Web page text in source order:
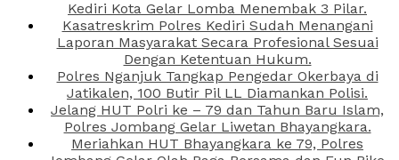
Kediri Kota Gelar Lomba Menembak 3 Pilar.
Kasatreskrim Polres Kediri Sudah Menangani
Laporan Masyarakat Secara Profesional Sesuai
Dengan Ketentuan Hukum.
Polres Nganjuk Tangkap Pengedar Okerbaya di
Jatikalen, 100 Butir Pil LL Diamankan Polisi.
Jelang HUT Polri ke – 79 dan Tahun Baru Islam,
Polres Jombang Gelar Liwetan Bhayangkara.
Meriahkan HUT Bhayangkara ke 79, Polres